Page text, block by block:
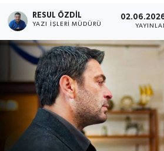
RESUL ÖZDIL
YAZI İŞLERI MÜDÜRÜ